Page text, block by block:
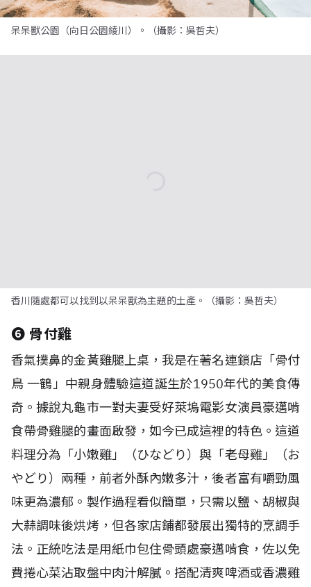
呆呆獸公園（向日公園綾川）。（攝影：吳哲夫）
香川隨處都可以找到以呆呆獸為主題的土產。（攝影：吳哲夫）
❻ 骨付雞
香氣撲鼻的金黃雞腿上桌，我是在著名連鎖店「骨付
鳥 一鶴」中親身體驗這道誕生於1950年代的美食傳
奇。據說丸龜市一對夫妻受好萊塢電影女演員豪邁啃
食帶骨雞腿的畫面啟發，如今已成這裡的特色。這道
料理分為「小嫩雞」（ひなどり）與「老母雞」（お
やどり）兩種，前者外酥內嫩多汁，後者富有嚼勁風
味更為濃郁。製作過程看似簡單，只需以鹽、胡椒與
大蒜調味後烘烤，但各家店鋪都發展出獨特的烹調手
法。正統吃法是用紙巾包住骨頭處豪邁啃食，佐以免
費捲心菜沾取盤中肉汁解膩。搭配清爽啤酒或香濃雞